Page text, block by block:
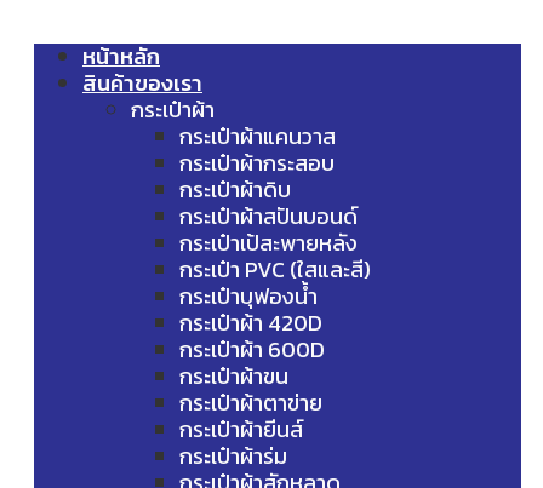
หน้าหลัก
สินค้าของเรา
กระเป๋าผ้า
กระเป๋าผ้าแคนวาส
กระเป๋าผ้ากระสอบ
กระเป๋าผ้าดิบ
กระเป๋าผ้าสปันบอนด์
กระเป๋าเป้สะพายหลัง
กระเป๋า PVC (ใสและสี)
กระเป๋าบุฟองน้ำ
กระเป๋าผ้า 420D
กระเป๋าผ้า 600D
กระเป๋าผ้าขน
กระเป๋าผ้าตาข่าย
กระเป๋าผ้ายีนส์
กระเป๋าผ้าร่ม